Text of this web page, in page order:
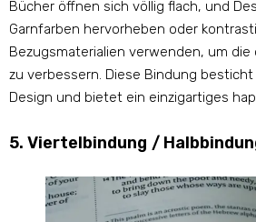
Bücher öffnen sich völlig flach, und
Garnfarben hervorheben oder
Bezugsmaterialien verwenden, um
zu verbessern. Diese Bindung besticht
Design und bietet ein einzigartiges
5. Viertelbindung /